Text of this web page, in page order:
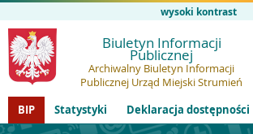
wysoki kontrast
Biuletyn Informacji
Publicznej
Archiwalny Biuletyn Informacji
Publicznej Urząd Miejski Strumień
BIP
Statystyki Deklaracja dostępności